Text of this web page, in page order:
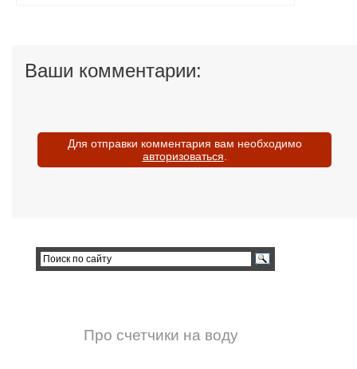
Ваши комментарии:
Для отправки комментария вам необходимо
авторизоваться
Про счетчики на воду